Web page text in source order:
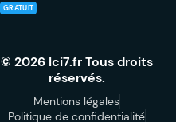
GRATUIT
© 2026 Ici7.fr Tous droits
réservés.
Mentions légales
Politique de confidentialité